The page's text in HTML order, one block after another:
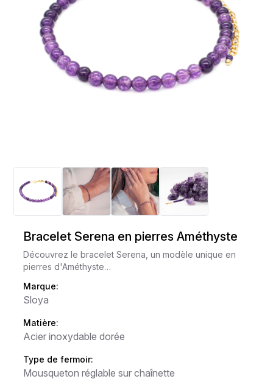
Bracelet Serena en pierres Améthyste
Découvrez le bracelet Serena, un modèle unique en
pierres d'Améthyste…
Marque:
Sloya
Matière:
Acier inoxydable dorée
Type de fermoir:
Mousqueton réglable sur chaînette